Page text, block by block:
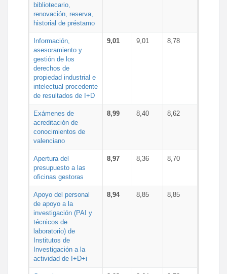
bibliotecario,
renovación, reserva,
historial de préstamo
Información,
asesoramiento y
gestión de los
derechos de
propiedad industrial e
intelectual procedente
de resultados de I+D
9,01 9,01 8,78
Exámenes de
acreditación de
conocimientos de
valenciano
8,99 8,40 8,62
Apertura del
presupuesto a las
oficinas gestoras
8,97 8,36 8,70
Apoyo del personal
de apoyo a la
investigación (PAI y
técnicos de
laboratorio) de
Institutos de
Investigación a la
actividad de I+D+i
8,94 8,85 8,85